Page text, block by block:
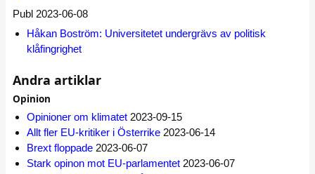
Publ 2023-06-08
Håkan Boström: Universitetet undergrävs av politisk
klåfingrighet
Andra artiklar
Opinion
Opinioner om klimatet 2023-09-15
Allt fler EU-kritiker i Österrike 2023-06-14
Brext floppade 2023-06-07
Stark opinon mot EU-parlamentet 2023-06-07